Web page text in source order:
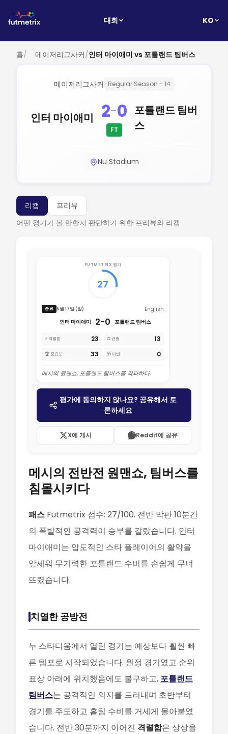
대회 KO
홈/ 메이저리그사커/인터 마이애미 vs 포틀랜드 팀버스
메이저리그사커 Regular Season - 14
인터 마이애미 2-0
FT
포틀랜드 팀버
스
Nu Stadium
리캡
프리뷰
어떤 경기가 볼 만한지 판단하기 위한 프리뷰와 리캡
FUTMETRIX 평가
27
종료 5월 17일 (일)
English
인터 마이애미
2-0 포틀랜드 팀버스
⚡ 격렬함 23 ⚖️ 균형 13
🏆 중요도 33 🎲 이변 0
메시의 원맨쇼, 포틀랜드 팀버스를 격파하다.
평가에 동의하지 않나요? 공유해서 토
론하세요
X에 게시 Reddit에 공유
메시의 전반전 원맨쇼, 팀버스를
침몰시키다
패스 Futmetrix 점수: 27/100. 전반 막판 10분간
의 폭발적인 공격력이 승부를 갈랐습니다. 인터
마이애미는 압도적인 스타 플레이어의 활약을
앞세워 무기력한 포틀랜드 수비를 손쉽게 무너
뜨렸습니다.
치열한 공방전
누 스타디움에서 열린 경기는 예상보다 훨씬 빠
른 템포로 시작되었습니다. 원정 경기였고 순위
표상 아래에 위치했음에도 불구하고, 포틀랜드
팀버스는 공격적인 의지를 드러내며 초반부터
경기를 주도하고 홈팀 수비를 거세게 몰아붙였
습니다. 전반 30분까지 이어진 격렬함은 상상을